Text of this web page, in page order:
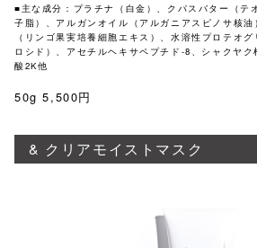
■主な成分：プラチナ（白金）、クパスバター（テ
子脂）、アルガンオイル（アルガニアスピノサ核
（リンゴ果実培養細胞エキス）​、水溶性プロテオ
ロシド）、アセチルヘキサペプチド-8、シャクヤク
酸2K他
50g 5,500円
& クリアモイストマスク